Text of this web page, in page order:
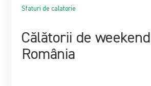
Sfaturi de calatorie
Călătorii de
România